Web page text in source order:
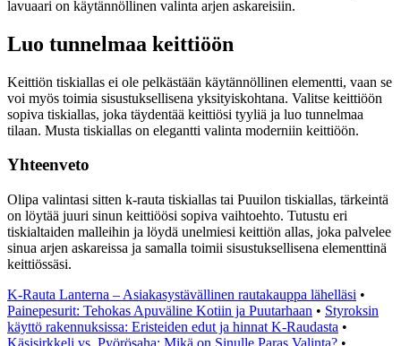
lavuaari on käytännöllinen valinta arjen askareisiin.
Luo tunnelmaa keittiöön
Keittiön tiskiallas ei ole pelkästään käytännöllinen elementti, vaan se
voi myös toimia sisustuksellisena yksityiskohtana. Valitse keittiöön
sopiva tiskiallas, joka täydentää keittiösi tyyliä ja luo tunnelmaa
tilaan. Musta tiskiallas on elegantti valinta moderniin keittiöön.
Yhteenveto
Olipa valintasi sitten k-rauta tiskiallas tai Puuilon tiskiallas, tärkeintä
on löytää juuri sinun keittiöösi sopiva vaihtoehto. Tutustu eri
tiskialtaiden malleihin ja löydä unelmiesi keittiön allas, joka palvelee
sinua arjen askareissa ja samalla toimii sisustuksellisena elementtinä
keittiössäsi.
K-Rauta Lanterna – Asiakasystävällinen rautakauppa lähelläsi •
Painepesurit: Tehokas Apuväline Kotiin ja Puutarhaan • Styroksin
käyttö rakennuksissa: Eristeiden edut ja hinnat K-Raudasta •